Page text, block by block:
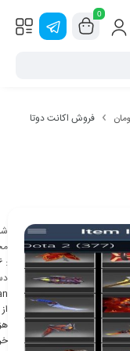
0
فروش اکانت دوتا
: